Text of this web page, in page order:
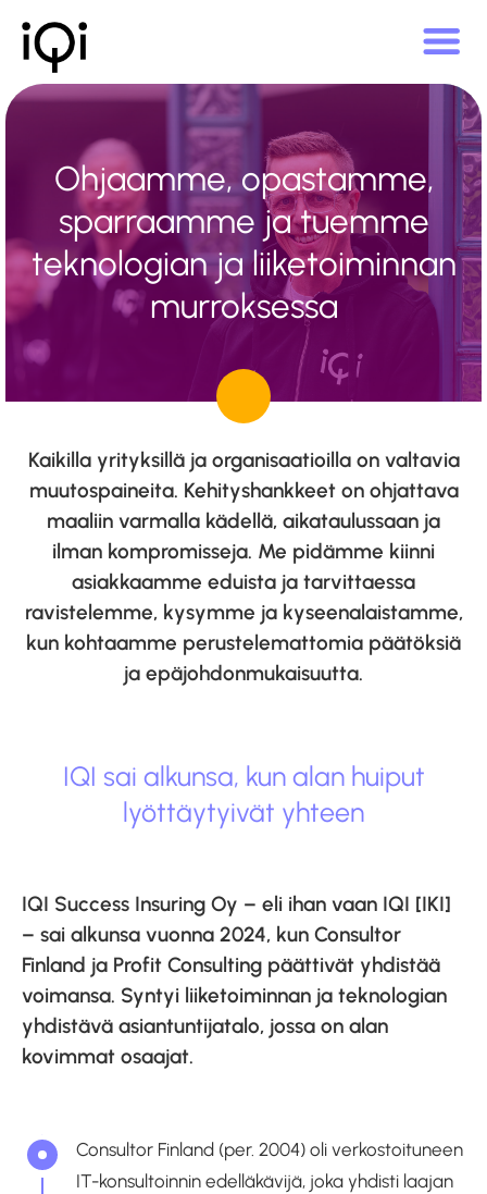
Ohjaamme, opastamme,
sparraamme ja tuemme
teknologian ja liiketoiminnan
murroksessa
Kaikilla yrityksillä ja organisaatioilla on valtavia
muutospaineita. Kehityshankkeet on ohjattava
maaliin varmalla kädellä, aikataulussaan ja
ilman kompromisseja. Me pidämme kiinni
asiakkaamme eduista ja tarvittaessa
ravistelemme, kysymme ja kyseenalaistamme,
kun kohtaamme perustelemattomia päätöksiä
ja epäjohdonmukaisuutta.
IQI sai alkunsa, kun alan huiput
lyöttäytyivät yhteen
IQI Success Insuring Oy – eli ihan vaan IQI [IKI]
– sai alkunsa vuonna 2024, kun Consultor
Finland ja Profit Consulting päättivät yhdistää
voimansa. Syntyi liiketoiminnan ja teknologian
yhdistävä asiantuntijatalo, jossa on alan
kovimmat osaajat.
Consultor Finland (per. 2004) oli verkostoituneen
IT-konsultoinnin edelläkävijä, joka yhdisti laajan